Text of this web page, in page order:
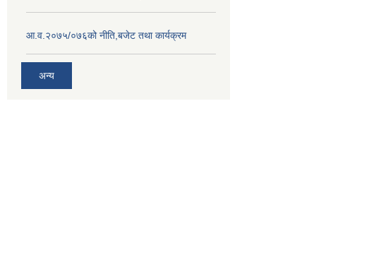
आ.व.२०७५/०७६को नीति,बजेट तथा कार्यक्रम
अन्य